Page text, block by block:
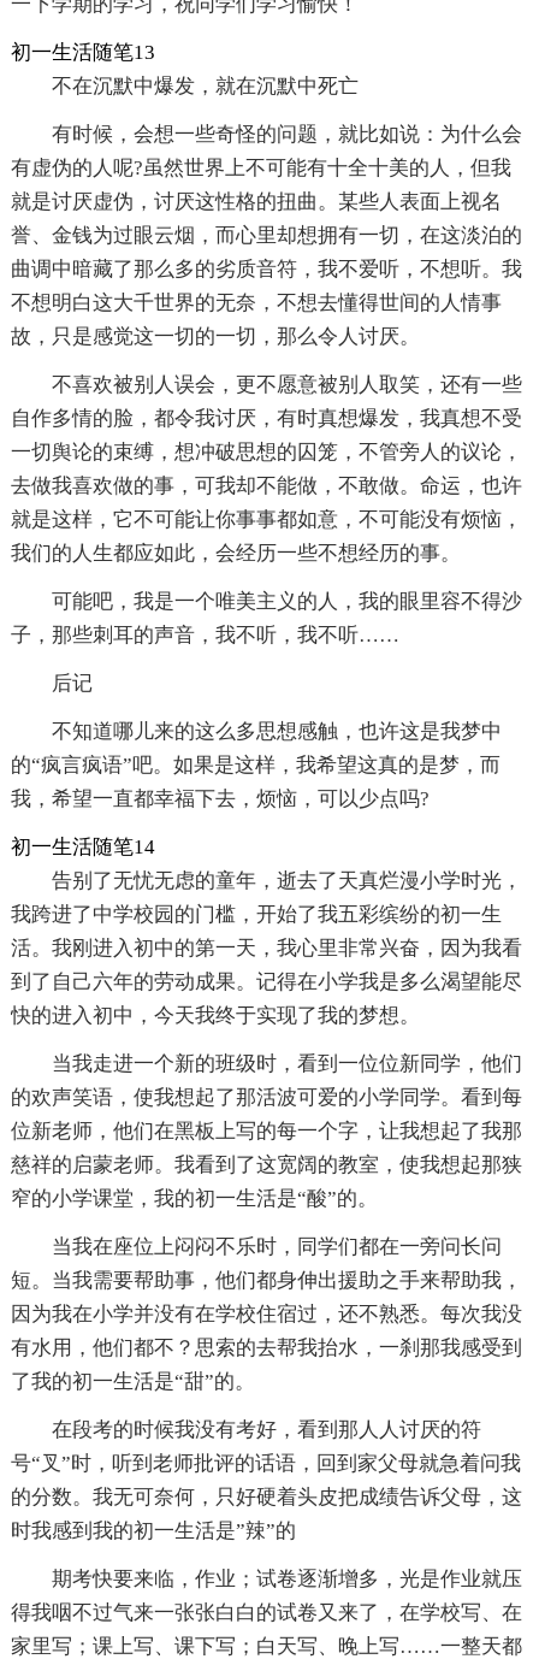
初一生活随笔13
不在沉默中爆发，就在沉默中死亡
有时候，会想一些奇怪的问题，就比如说：为什么会
有虚伪的人呢?虽然世界上不可能有十全十美的人，但我
就是讨厌虚伪，讨厌这性格的扭曲。某些人表面上视名
誉、金钱为过眼云烟，而心里却想拥有一切，在这淡泊的
曲调中暗藏了那么多的劣质音符，我不爱听，不想听。我
不想明白这大千世界的无奈，不想去懂得世间的人情事
故，只是感觉这一切的一切，那么令人讨厌。
不喜欢被别人误会，更不愿意被别人取笑，还有一些
自作多情的脸，都令我讨厌，有时真想爆发，我真想不受
一切舆论的束缚，想冲破思想的囚笼，不管旁人的议论，
去做我喜欢做的事，可我却不能做，不敢做。命运，也许
就是这样，它不可能让你事事都如意，不可能没有烦恼，
我们的人生都应如此，会经历一些不想经历的事。
可能吧，我是一个唯美主义的人，我的眼里容不得沙
子，那些刺耳的声音，我不听，我不听……
后记
不知道哪儿来的这么多思想感触，也许这是我梦中
的“疯言疯语”吧。如果是这样，我希望这真的是梦，而
我，希望一直都幸福下去，烦恼，可以少点吗?
初一生活随笔14
告别了无忧无虑的童年，逝去了天真烂漫小学时光，
我跨进了中学校园的门槛，开始了我五彩缤纷的初一生
活。我刚进入初中的第一天，我心里非常兴奋，因为我看
到了自己六年的劳动成果。记得在小学我是多么渴望能尽
快的进入初中，今天我终于实现了我的梦想。
当我走进一个新的班级时，看到一位位新同学，他们
的欢声笑语，使我想起了那活波可爱的小学同学。看到每
位新老师，他们在黑板上写的每一个字，让我想起了我那
慈祥的启蒙老师。我看到了这宽阔的教室，使我想起那狭
窄的小学课堂，我的初一生活是“酸”的。
当我在座位上闷闷不乐时，同学们都在一旁问长问
短。当我需要帮助事，他们都身伸出援助之手来帮助我，
因为我在小学并没有在学校住宿过，还不熟悉。每次我没
有水用，他们都不？思索的去帮我抬水，一刹那我感受到
了我的初一生活是“甜”的。
在段考的时候我没有考好，看到那人人讨厌的符
号“叉”时，听到老师批评的话语，回到家父母就急着问我
的分数。我无可奈何，只好硬着头皮把成绩告诉父母，这
时我感到我的初一生活是”辣”的
期考快要来临，作业；试卷逐渐增多，光是作业就压
得我咽不过气来一张张白白的试卷又来了，在学校写、在
家里写；课上写、课下写；白天写、晚上写……一整天都